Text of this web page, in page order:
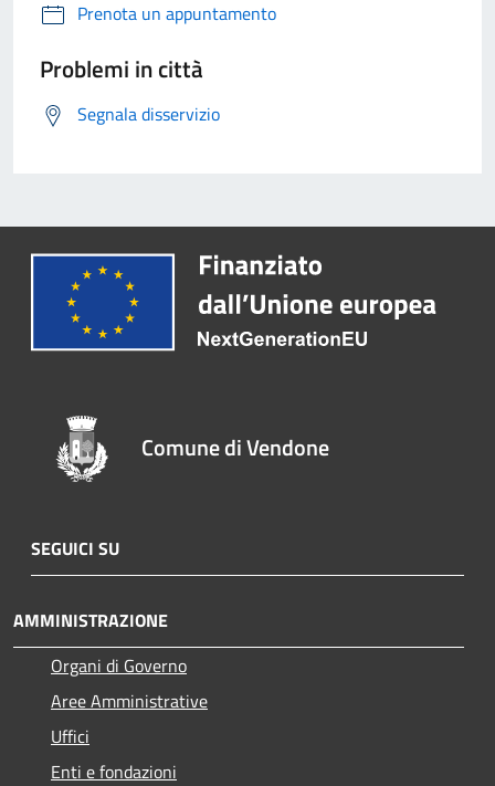
Prenota un appuntamento
Problemi in città
Segnala disservizio
Comune di Vendone
SEGUICI SU
AMMINISTRAZIONE
Organi di Governo
Aree Amministrative
Uffici
Enti e fondazioni